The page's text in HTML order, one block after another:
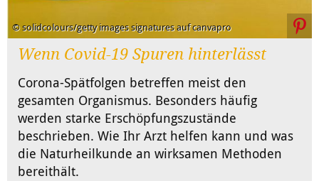
© solidcolours/getty images signatures auf canvapro
Wenn Covid-19 Spuren hinterlässt
Corona-Spätfolgen betreffen meist den
gesamten Organismus. Besonders häufig
werden starke Erschöpfungszustände
beschrieben. Wie Ihr Arzt helfen kann und was
die Naturheilkunde an wirksamen Methoden
bereithält.